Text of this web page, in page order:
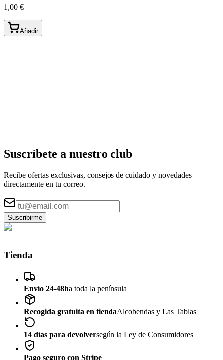
1,00 €
Añadir
Suscríbete a nuestro club
Recibe ofertas exclusivas, consejos de cuidado y novedades
directamente en tu correo.
Suscribirme
Tienda
Envío 24-48ha toda la península
Recogida gratuita en tiendaAlcobendas y Las Tablas
14 días para devolversegún la Ley de Consumidores
Pago seguro con Stripe